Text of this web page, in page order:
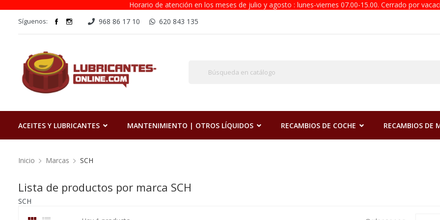
Horario de atención en los meses de julio y agosto : lunes-viernes 07.00-15.00. Cerrado por
Síguenos: 968 86 17 10 620 843 135
ACEITES Y LUBRICANTES MANTENIMIENTO | OTROS LÍQUIDOS RECAMBIOS DE COCHE RECAMBIOS DE
Inicio Marcas SCH
Lista de productos por marca SCH
SCH